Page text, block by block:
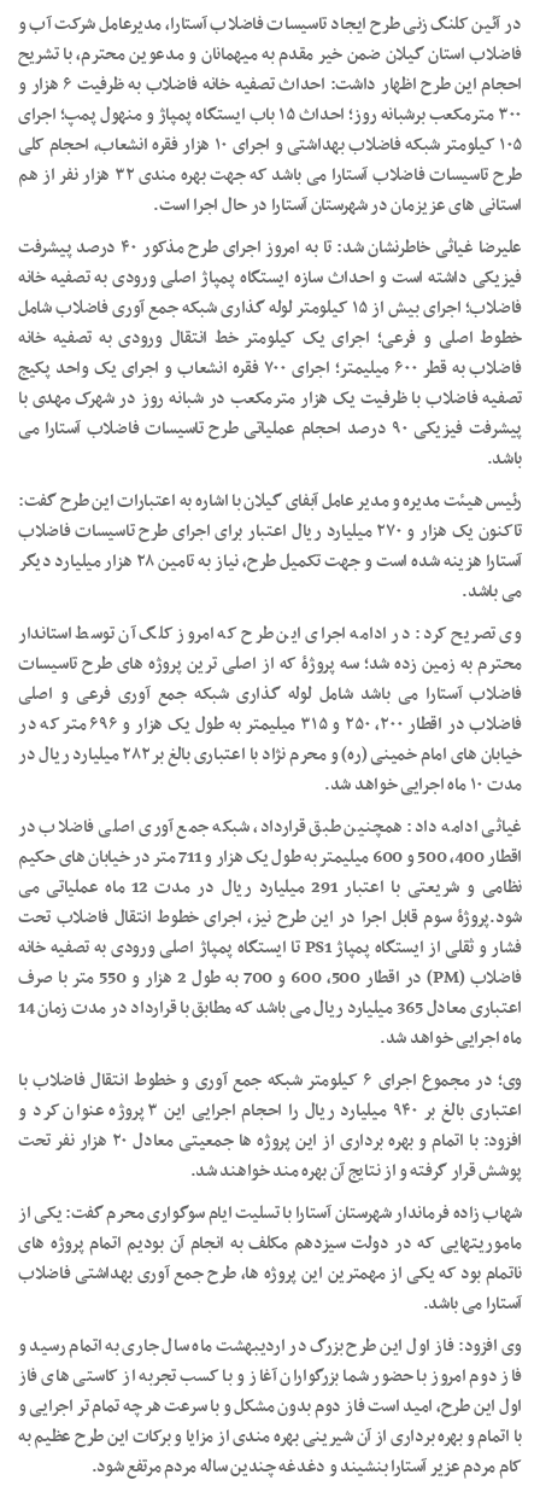
در آئین کلنگ زنی طرح ایجاد تاسیسات فاضلاب آستارا، مدیرعامل شرکت آب و
فاضلاب استان گیلان ضمن خیر مقدم به میهمانان و مدعوین محترم، با تشریح
احجام این طرح اظهار داشت: احداث تصفیه خانه فاضلاب به ظرفیت ۶ هزار و
۳۰۰ مترمکعب برشبانه روز؛ احداث ۱۵ باب ایستگاه پمپاژ و منهول پمپ؛ اجرای
۱۰۵ کیلومتر شبکه فاضلاب بهداشتی و اجرای ۱۰ هزار فقره انشعاب، احجام کلی
طرح تاسیسات فاضلاب آستارا می باشد که جهت بهره مندی ۳۲ هزار نفر از هم
استانی های عزیزمان در شهرستان آستارا در حال اجرا است.
علیرضا غیاثی خاطرنشان شد: تا به امروز اجرای طرح مذکور ۴۰ درصد پیشرفت
فیزیکی داشته است و احداث سازه ایستگاه پمپاژ اصلی ورودی به تصفیه خانه
فاضلاب؛ اجرای بیش از ۱۵ کیلومتر لوله گذاری شبکه جمع آوری فاضلاب شامل
خطوط اصلی و فرعی؛ اجرای یک کیلومتر خط انتقال ورودی به تصفیه خانه
فاضلاب به قطر ۶۰۰ میلیمتر؛ اجرای ۷۰۰ فقره انشعاب و اجرای یک واحد پکیج
تصفیه فاضلاب با ظرفیت یک هزار مترمکعب در شبانه روز در شهرک مهدی با
پیشرفت فیزیکی ۹۰ درصد احجام عملیاتی طرح تاسیسات فاضلاب آستارا می
باشد.
رئیس هیئت مدیره و مدیر عامل آبفای گیلان با اشاره به اعتبارات این طرح گفت:
تاکنون یک هزار و ۲۷۰ میلیارد ریال اعتبار برای اجرای طرح تاسیسات فاضلاب
آستارا هزینه شده است و جهت تکمیل طرح، نیاز به تامین ۲۸ هزار میلیارد دیگر
می باشد.
وی تصریح کرد: در ادامه اجرای این طرح که امروز کلگ آن توسط استاندار
محترم به زمین زده شد؛ سه پروژۀ که از اصلی ترین پروژه های طرح تاسیسات
فاضلاب آستارا می باشد شامل لوله گذاری شبکه جمع آوری فرعی و اصلی
فاضلاب در اقطار ۲۰۰، ۲۵۰ و ۳۱۵ میلیمتر به طول یک هزار و ۶۹۶ متر که در
خیابان های امام خمینی (ره) و محرم نژاد با اعتباری بالغ بر ۲۸۲ میلیارد ریال در
مدت ۱۰ ماه اجرایی خواهد شد.
غیاثی ادامه داد: همچنین طبق قرارداد، شبکه جمع آوری اصلی فاضلاب در
اقطار 400، 500 و 600 میلیمتر به طول یک هزار و 711 متر در خیابان های حکیم
نظامی و شریعتی با اعتبار 291 میلیارد ریال در مدت 12 ماه عملیاتی می
شود.پروژۀ سوم قابل اجرا در این طرح نیز، اجرای خطوط انتقال فاضلاب تحت
فشار و ثقلی از ایستگاه پمپاژ PS1 تا ایستگاه پمپاژ اصلی ورودی به تصفیه خانه
فاضلاب (PM) در اقطار 500، 600 و 700 به طول 2 هزار و 550 متر با صرف
اعتباری معادل 365 میلیارد ریال می باشد که مطابق با قرارداد در مدت زمان 14
ماه اجرایی خواهد شد.
وی؛ در مجموع اجرای ۶ کیلومتر شبکه جمع آوری و خطوط انتقال فاضلاب با
اعتباری بالغ بر ۹۴۰ میلیارد ریال را احجام اجرایی این ۳ پروژه عنوان کرد و
افزود: با اتمام و بهره برداری از این پروژه ها جمعیتی معادل ۲۰ هزار نفر تحت
پوشش قرار گرفته و از نتایج آن بهره مند خواهند شد.
شهاب زاده فرماندار شهرستان آستارا با تسلیت ایام سوگواری محرم گفت: یکی از
ماموریتهایی که در دولت سیزدهم مکلف به انجام آن بودیم اتمام پروژه های
ناتمام بود که یکی از مهمترین این پروژه ها، طرح جمع آوری بهداشتی فاضلاب
آستارا می باشد.
وی افزود: فاز اول این طرح بزرگ در اردیبهشت ماه سال جاری به اتمام رسید و
فاز دوم امروز با حضور شما بزرگواران آغاز و با کسب تجربه از کاستی های فاز
اول این طرح، امید است فاز دوم بدون مشکل و با سرعت هر چه تمام تر اجرایی و
با اتمام و بهره برداری از آن شیرینی بهره مندی از مزایا و برکات این طرح عظیم به
کام مردم عزیر آستارا بنشیند و دغدغه چندین ساله مردم مرتفع شود.